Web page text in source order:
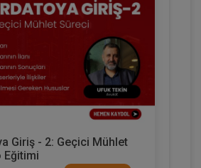
Giriş - 2: Geçici Mühlet
Eğitimi